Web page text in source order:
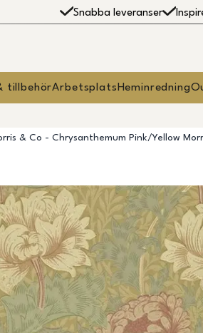
Snabba leveranser
tillbehörArbetsplats Heminredning
& Co - Chrysanthemum Pink/Yellow